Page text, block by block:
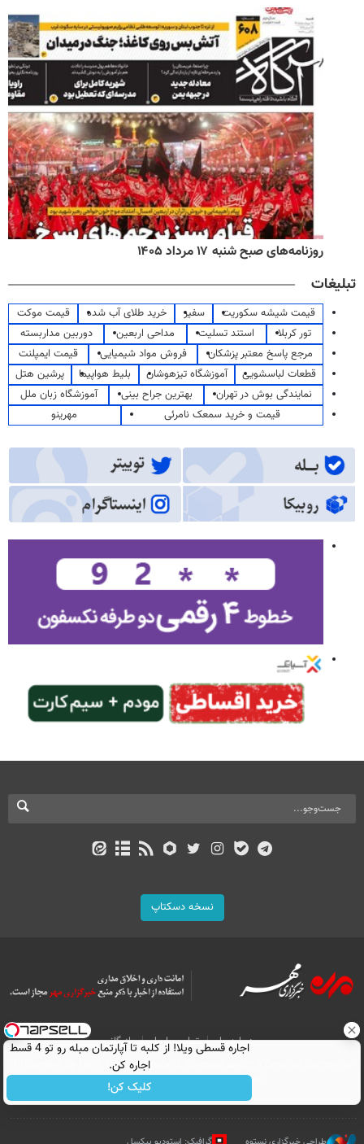
روزنامه‌های صبح شنبه ۱۷ مرداد ۱۴۰۵
تبلیغات
قیمت شیشه سکوریت سفیر خرید طلای آب شده
قیمت موکت
تور کربلا
استند تسلیت مداحی اربعین
دوربین مداربسته
مرجع پاسخ معتبر پزشکان
فروش مواد شیمیایی
قیمت ایمپلنت
قطعات لباسشویی
آموزشگاه تیزهوشان بلیط هواپیما
پرشین هتل
نمایندگی بوش در تهران
بهترین جراح بینی
آموزشگاه زبان ملل
قیمت و خرید سمعک نامرئی
مهرینو
نسخه دسکتاپ
درباره ما تماس با ما
بازرگانی
All Content by Mehr News Agency is licensed under a Creative Commons
Attribution 4.0 International License.
اجاره‌ قسطی ویلا! از کلبه تا آپارتمان مبله رو تو 4 قسط
اجاره کن.
کلیک کن!